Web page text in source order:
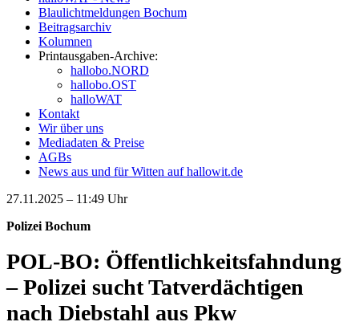
Blaulichtmeldungen Bochum
Beitragsarchiv
Kolumnen
Printausgaben-Archive:
hallobo.NORD
hallobo.OST
halloWAT
Kontakt
Wir über uns
Mediadaten & Preise
AGBs
News aus und für Witten auf hallowit.de
27.11.2025 – 11:49 Uhr
Polizei Bochum
POL-BO: Öffentlichkeitsfahndung
– Polizei sucht Tatverdächtigen
nach Diebstahl aus Pkw